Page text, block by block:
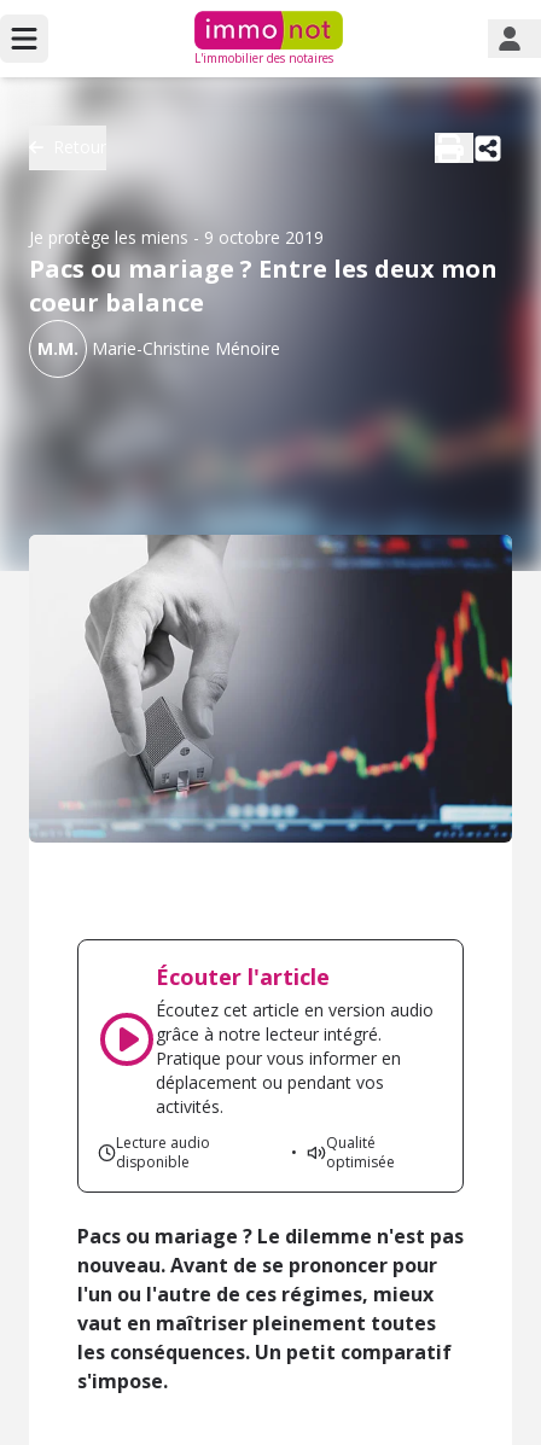
L'immobilier des notaires
Je protège les miens - 9 octobre 2019
Pacs ou mariage ? Entre les deux mon
coeur balance
M.M. Marie-Christine Ménoire
Écouter l'article
Écoutez cet article en version audio
grâce à notre lecteur intégré.
Pratique pour vous informer en
déplacement ou pendant vos
activités.
Lecture audio
disponible
•
Qualité
optimisée
Pacs ou mariage ? Le dilemme n'est pas
nouveau. Avant de se prononcer pour
l'un ou l'autre de ces régimes, mieux
vaut en maîtriser pleinement toutes
les conséquences. Un petit comparatif
s'impose.